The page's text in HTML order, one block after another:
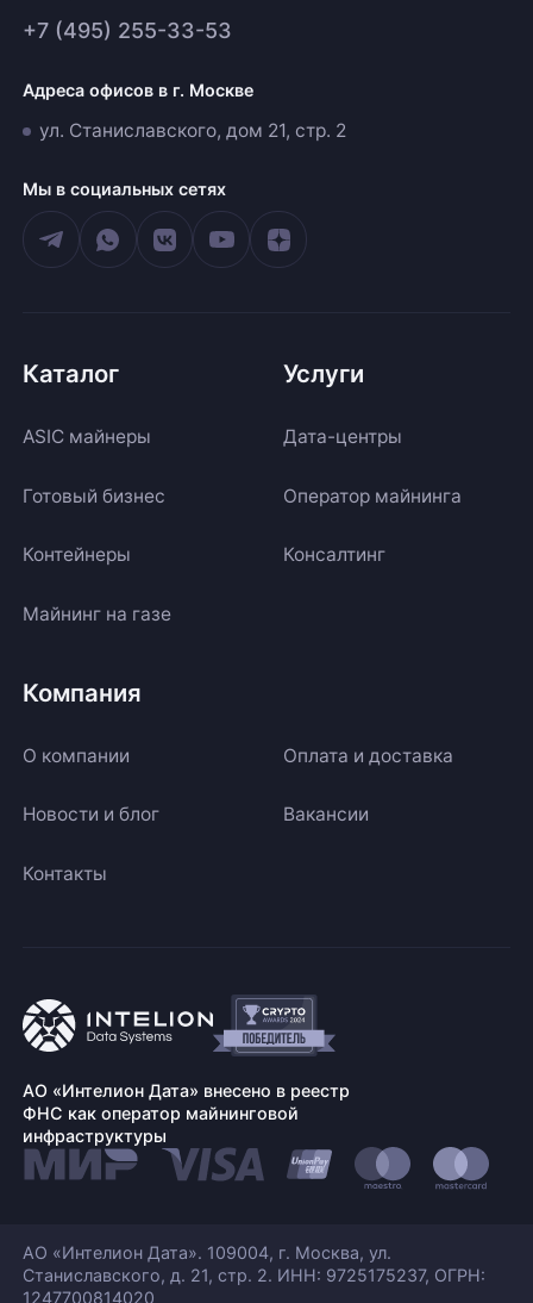
+7 (495) 255-33-53
Адреса офисов в г. Москве
ул. Станиславского, дом 21, стр. 2
Мы в социальных сетях
Каталог
ASIC майнеры
Готовый бизнес
Контейнеры
Майнинг на газе
Услуги
Дата-центры
Оператор майнинга
Консалтинг
Компания
О компании Оплата и доставка
Новости и блог Вакансии
Контакты
АО «Интелион Дата» внесено в реестр
ФНС как оператор майнинговой
инфраструктуры
АО «Интелион Дата». 109004, г. Москва, ул.
Станиславского, д. 21, стр. 2. ИНН: 9725175237, ОГРН:
1247700814020